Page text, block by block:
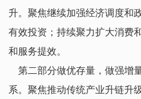
升。聚焦继续加强经济调度和
有效投资；持续聚力扩大消费
和服务提效。
第二部分做优存量，做强增
系。聚焦推动传统产业升链升